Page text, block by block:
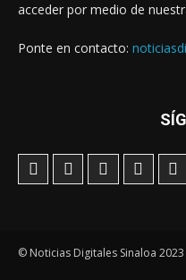
acceder por medio de
Ponte en contacto:
© Noticias Digitales Sinaloa 2023